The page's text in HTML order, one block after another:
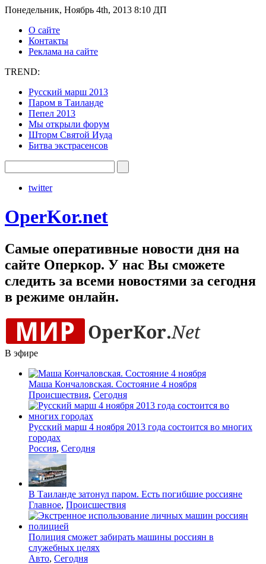
Понедельник, Ноябрь 4th, 2013 8:10 ДП
О сайте
Контакты
Реклама на сайте
TREND:
Русский марш 2013
Паром в Таиланде
Пепел 2013
Мы открыли форум
Шторм Святой Иуда
Битва экстрасенсов
twitter
OperKor.net
Самые оперативные новости дня на
сайте Оперкор. У нас Вы сможете
следить за всеми новостями за сегодня
в режиме онлайн.
В эфире
Маша Кончаловская. Состояние 4 ноября
Происшествия, Сегодня
Русский марш 4 ноября 2013 года состоится во многих
городах
Россия, Сегодня
В Таиланде затонул паром. Есть погибшие россияне
Главное, Происшествия
Полиция сможет забирать машины россиян в
служебных целях
Авто, Сегодня